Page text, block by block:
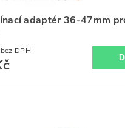
adaptér 36-47mm
1 033,06 Kč bez DPH